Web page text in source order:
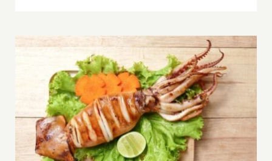
Kalamar Alerjisi: Belirtileri, Nedenleri ve Tedavi
Yöntemleri